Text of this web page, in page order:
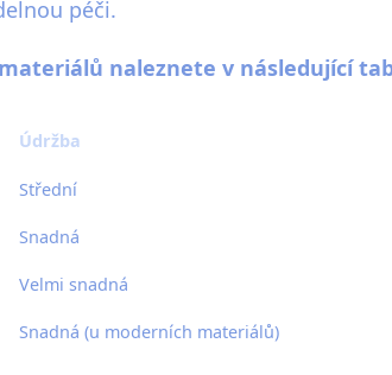
péči.
naleznete v následující
Údržba
Střední
Snadná
Velmi snadná
Snadná (u moderních materiálů)